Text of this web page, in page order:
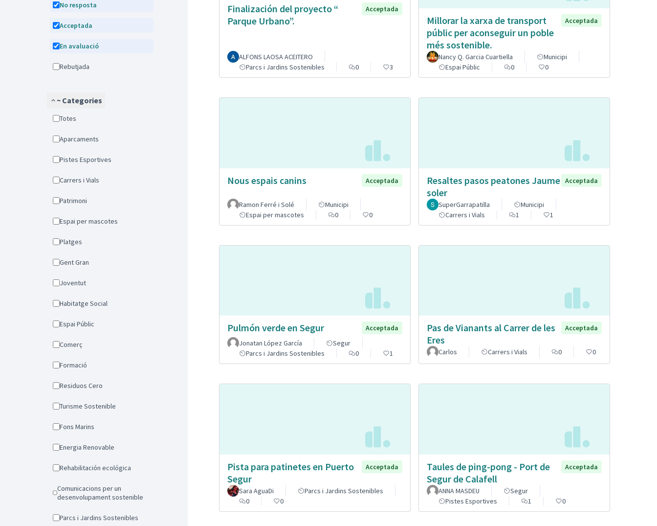
No resposta
Acceptada
En avaluació
Rebutjada
~ Categories
Totes
Aparcaments
Pistes Esportives
Carrers i Vials
Patrimoni
Espai per mascotes
Platges
Gent Gran
Joventut
Habitatge Social
Espai Públic
Comerç
Formació
Residuos Cero
Turisme Sostenible
Fons Marins
Energia Renovable
Rehabilitación ecológica
Comunicacions per un
desenvolupament sostenible
Parcs i Jardins Sostenibles
Finalización del proyecto “
Parque Urbano”.
Acceptada
ALFONS LAOSA ACEITERO
Parcs i Jardins Sostenibles
0 3
Millorar la xarxa de transport
públic per aconseguir un poble
més sostenible.
Acceptada
Nancy Q. Garcia Cuartiella
Municipi
Espai Públic
0 0
Nous espais canins Acceptada
Ramon Ferré i Solé
Municipi
Espai per mascotes
0 0
Resaltes pasos peatones Jaume
soler
Acceptada
SuperGarrapatilla
Municipi
Carrers i Vials
1 1
Pulmón verde en Segur
Acceptada
Jonatan López García
Segur
Parcs i Jardins Sostenibles
0 1
Pas de Vianants al Carrer de les
Eres
Acceptada
Carlos Carrers i Vials 0 0
Pista para patinetes en Puerto
Segur
Acceptada
Sara AguaDi
Parcs i Jardins Sostenibles
0
0
Taules de ping-pong - Port de
Segur de Calafell
Acceptada
ANNA MASDEU
Segur
Pistes Esportives
1 0